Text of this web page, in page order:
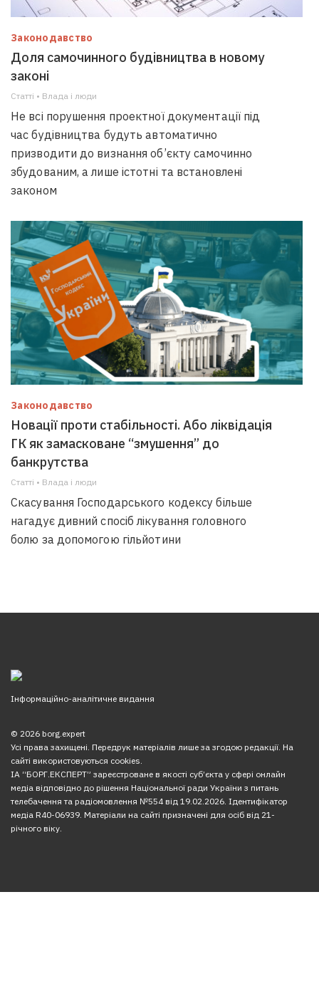
Законодавство
Доля самочинного будівництва в новому
законі
Статті • Влада i люди
Не всі порушення проектної документації під
час будівництва будуть автоматично
призводити до визнання об’єкту самочинно
збудованим, а лише істотні та встановлені
законом
Законодавство
Новації проти стабільності. Або ліквідація
ГК як замасковане “змушення” до
банкрутства
Статті • Влада i люди
Скасування Господарського кодексу більше
нагадує дивний спосіб лікування головного
болю за допомогою гільйотини
Інформаційно-аналітичне видання
© 2026 borg.expert
Усі права захищені. Передрук матеріалів лише за згодою редакції. На
сайті використовуються cookies.
ІА “БОРГ.ЕКСПЕРТ” зареєстроване в якості суб’єкта у сфері онлайн
медіа відповідно до рішення Національної ради України з питань
телебачення та радіомовлення №554 від 19.02.2026. Ідентифікатор
медіа R40-06939. Матеріали на сайті призначені для осіб від 21-
річного віку.